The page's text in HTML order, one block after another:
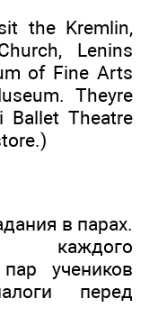
the Kremlin,
Lenins
of Fine Arts
Theyre
Theatre
в парах.
каждого
учеников
перед